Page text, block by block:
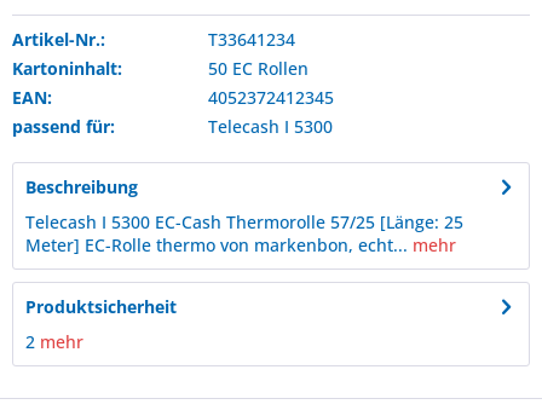
Artikel-Nr.:
T33641234
Kartoninhalt:
50 EC Rollen
EAN:
4052372412345
passend für:
Telecash I 5300
Beschreibung
Telecash I 5300 EC-Cash Thermorolle 57/25 [Länge: 25
Meter] EC-Rolle thermo von markenbon, echt... mehr
Produktsicherheit
2 mehr